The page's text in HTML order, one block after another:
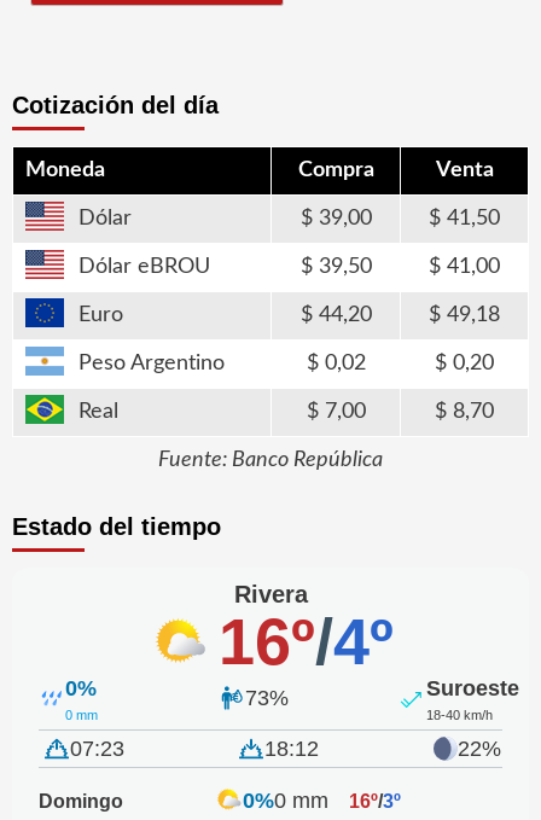
Cotización del día
Moneda Compra Venta
Dólar 39,00 41,50
Dólar eBROU 39,50 41,00
Euro 44,20 49,18
Peso Argentino 0,02 0,20
Real 7,00 8,70
Fuente: Banco República
Estado del tiempo
Rivera
16º/4º
0%
0 mm
73% Suroeste
18-40 km/h
07:23 18:12 22%
Domingo 0%0 mm 16º/3º